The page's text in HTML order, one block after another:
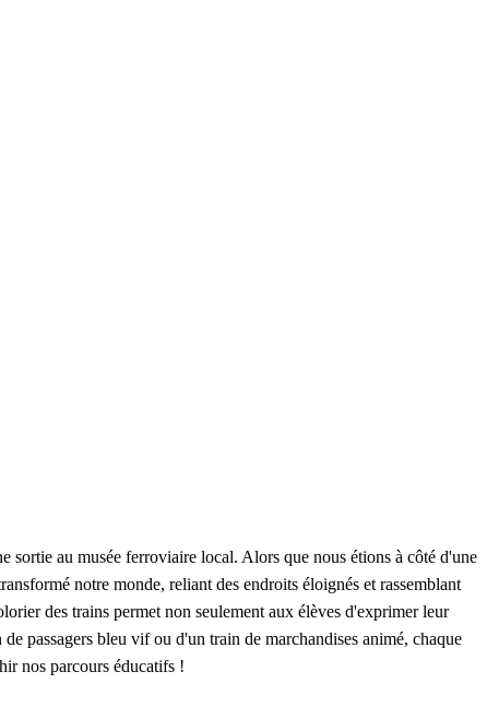
sortie au musée ferroviaire local. Alors que nous étions à côté d'une
notre monde, reliant des endroits éloignés et rassemblant
des trains permet non seulement aux élèves d'exprimer leur
passagers bleu vif ou d'un train de marchandises animé, chaque
nos parcours éducatifs !